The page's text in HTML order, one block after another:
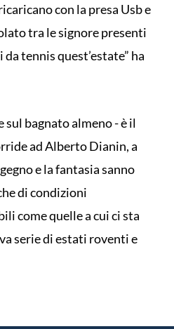
con la presa Usb e
tra le signore presenti
tennis quest’estate” ha
sul bagnato almeno - è il
ad Alberto Dianin, a
e la fantasia sanno
di condizioni
come quelle a cui ci sta
serie di estati roventi e